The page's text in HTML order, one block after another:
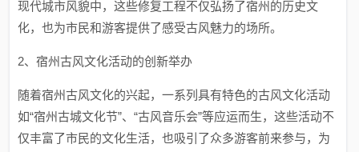
现代城市风貌中，这些修复工程不仅弘扬了宿州的历史文
化，也为市民和游客提供了感受古风魅力的场所。
2、宿州古风文化活动的创新举办
随着宿州古风文化的兴起，一系列具有特色的古风文化活动
如“宿州古城文化节”、“古风音乐会”等应运而生，这些活动不
仅丰富了市民的文化生活，也吸引了众多游客前来参与，为